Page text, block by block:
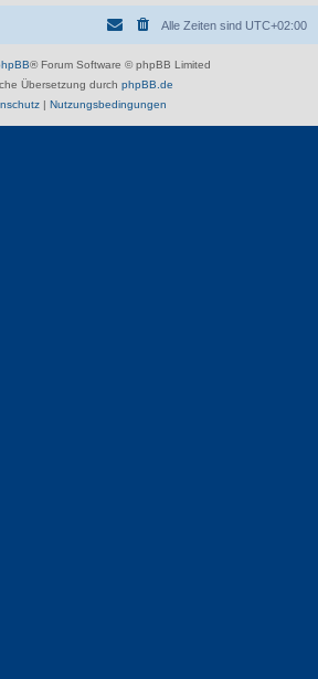
Alle Zeiten sind UTC+02:00
® Forum Software © phpBB Limited
Übersetzung durch phpBB.de
| Nutzungsbedingungen